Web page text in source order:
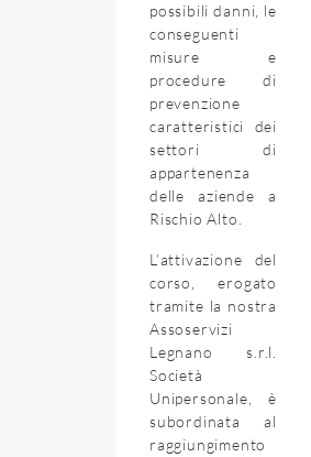
possibili danni, le
conseguenti
misure e
procedure di
prevenzione
caratteristici dei
settori di
appartenenza
delle aziende a
Rischio Alto.
L’attivazione del
corso, erogato
tramite la nostra
Assoservizi
Legnano s.r.l.
Società
Unipersonale, è
subordinata al
raggiungimento